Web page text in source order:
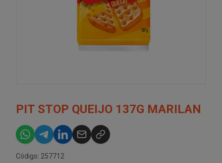
PIT STOP QUEIJO 137G MARILAN
Código: 257712